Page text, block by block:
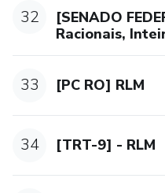
32
[SENADO
Racionais,
33 [PC RO] RLM
34 [TRT-9] - RLM